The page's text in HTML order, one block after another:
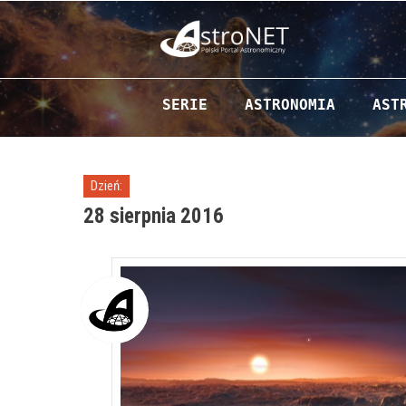
Przejdź do zawartości
SERIE ASTRONOMIA
Dzień:
28 sierpnia 2016